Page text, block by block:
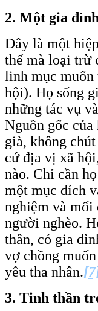
2. Một gia
Đây là một
thế mà loại trừ
linh mục muốn
hội). Họ sống
những tác vụ
Nguồn gốc của
già, không
cứ địa vị xã
nào. Chỉ cần
một mục đích
nghiệm và mối
người nghèo.
thân, có gia
vợ chồng
yêu tha nhân.
3. Tinh thần